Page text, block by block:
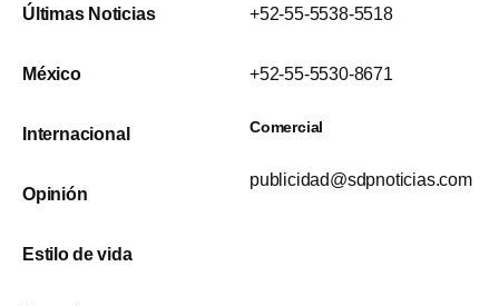
Últimas Noticias
México
Internacional
Opinión
Estilo de vida
+52-55-5538-5518
+52-55-5530-8671
Comercial
publicidad@sdpnoticias.com